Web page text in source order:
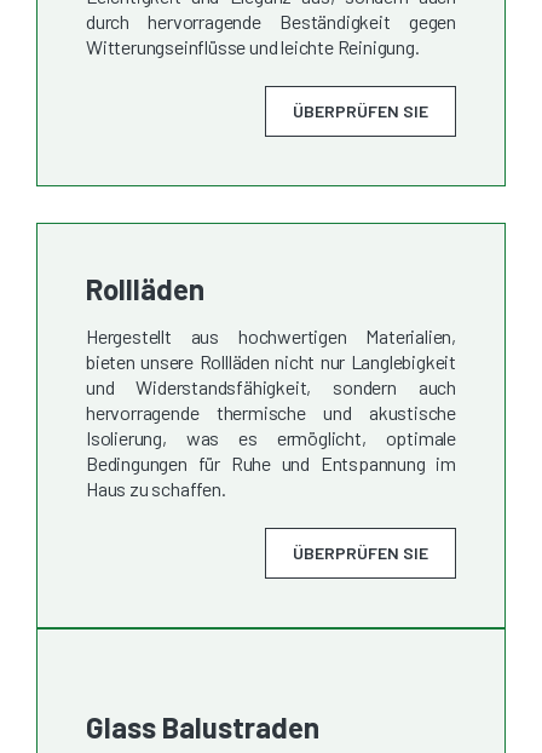
durch hervorragende Beständigkeit gegen
Witterungseinflüsse und leichte Reinigung.
ÜBERPRÜFEN SIE
Rollläden
Hergestellt aus hochwertigen Materialien,
bieten unsere Rollläden nicht nur Langlebigkeit
und Widerstandsfähigkeit, sondern auch
hervorragende thermische und akustische
Isolierung, was es ermöglicht, optimale
Bedingungen für Ruhe und Entspannung im
Haus zu schaffen.
ÜBERPRÜFEN SIE
Glass Balustraden